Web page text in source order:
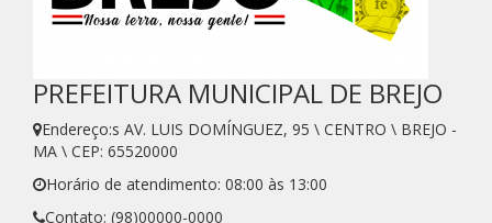
PREFEITURA MUNICIPAL DE BREJO
Endereço:s AV. LUIS DOMÍNGUEZ, 95 \ CENTRO \ BREJO -
MA \ CEP: 65520000
Horário de atendimento: 08:00 às 13:00
Contato: (98)00000-0000